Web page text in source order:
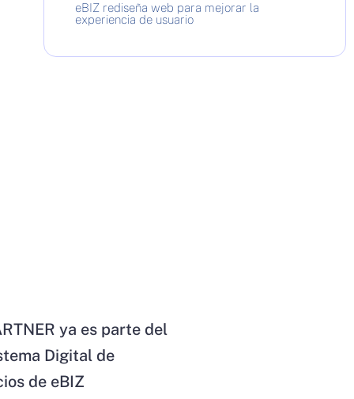
eBIZ rediseña web para mejorar la
experiencia de usuario
ya es parte del
Digital de
de eBIZ